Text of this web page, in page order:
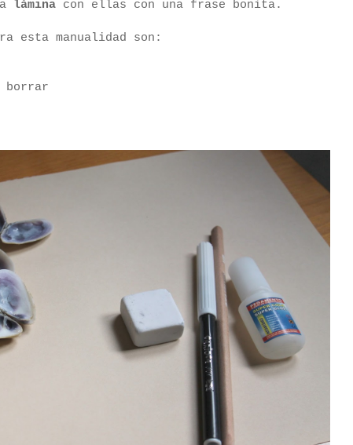
lámina con ellas con una frase bonita.
esta manualidad son:
borrar